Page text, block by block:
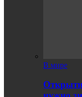
В мире